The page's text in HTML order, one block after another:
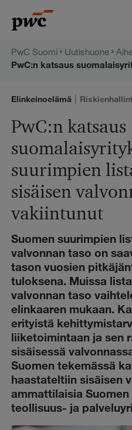
sisältöön
PwC:n
PwC Suomi Uutishuone
Elinkeinoelämä |
PwC:n katsaus
suurimpien
sisäisen
vakiintunut
Suomen suurimpien
valvonnan taso on
tason vuosien
tuloksena. Muissa
valvonnan taso
elinkaaren mukaan.
erityistä
liiketoimintaan ja sen
sisäisessä
Suomen tekemässä
haastateltiin sisäisen
ammattilaisia
teollisuus- ja